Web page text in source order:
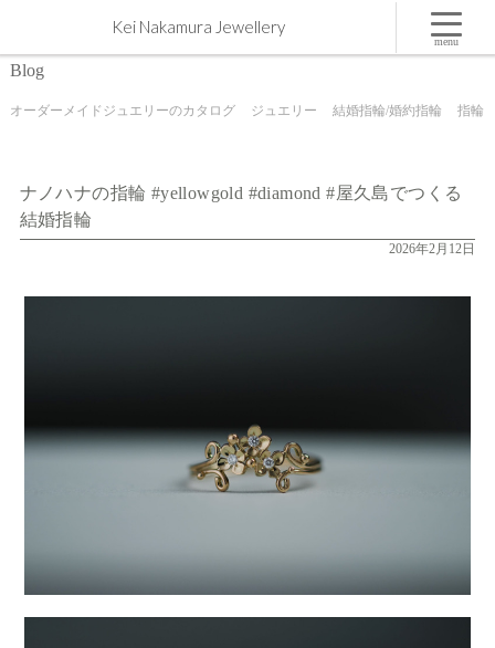
ナノハナの指輪 #yellowgold #diamond #屋久島でつくる結婚指輪 | 屋久島,ジュエリー,オーダーメ
イドのマリッジリング（結婚・婚約指輪）制作 | Kei Nakamura Jewellery Blog
Kei Nakamura Jewellery
Blog
オーダーメイドジュエリーのカタログ ジュエリー 結婚指輪/婚約指輪 指輪
ナノハナの指輪 #yellowgold #diamond #屋久島でつくる
結婚指輪
2026年2月12日
menu